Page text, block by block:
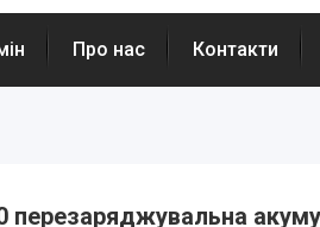
Про нас Контакти
перезаряджувальна